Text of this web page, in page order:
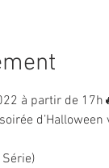
à partir de
Série)